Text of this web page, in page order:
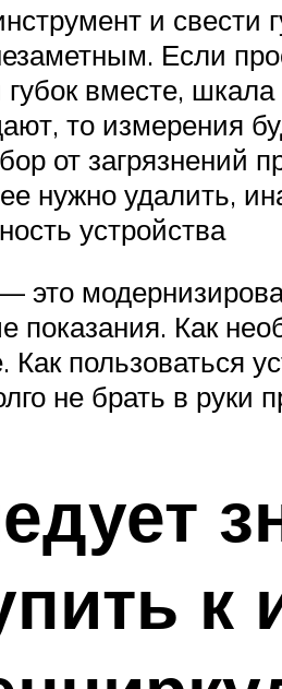
и
Если
вместе,
то измерения
от загрязнений
нужно удалить,
устройства
это
показания. Как
Как пользоваться
не брать в руки
к